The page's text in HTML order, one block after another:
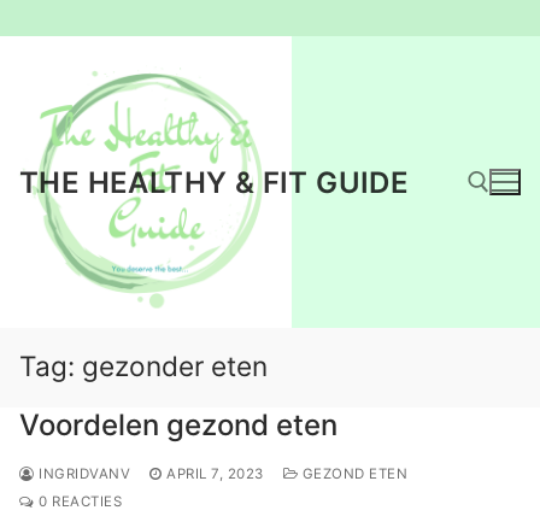
inhoud
THE HEALTHY & FIT GUIDE
Tag: gezonder eten
Voordelen gezond eten
INGRIDVANV APRIL 7, 2023
GEZOND ETEN
0 REACTIES